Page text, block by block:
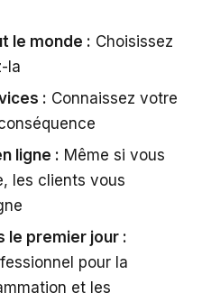
le monde : Choisissez
la
: Connaissez votre
ligne : Même si vous
les clients vous
le premier jour :
pour la
et les